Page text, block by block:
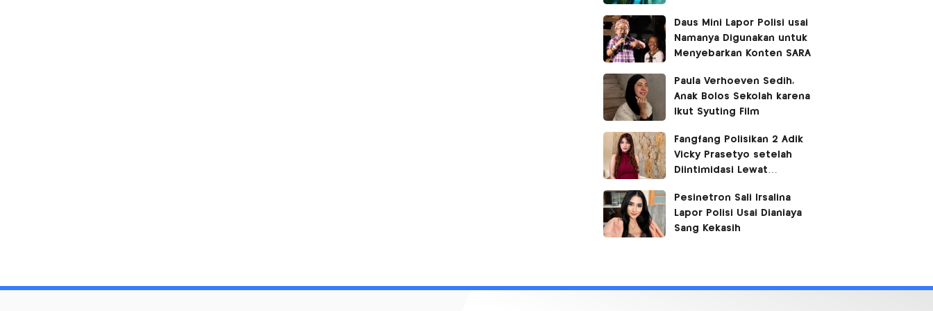
Daus Mini Lapor Polisi usai
Namanya Digunakan untuk
Menyebarkan Konten SARA
Paula Verhoeven Sedih,
Anak Bolos Sekolah karena
Ikut Syuting Film
Fangfang Polisikan 2 Adik
Vicky Prasetyo setelah
Diintimidasi Lewat
Pesinetron Sali Irsalina
Lapor Polisi Usai Dianiaya
Sang Kekasih